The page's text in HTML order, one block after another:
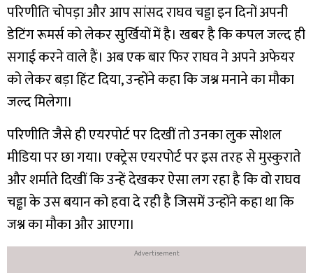
परिणीति चोपड़ा और आप सांसद राघव चड्डा इन दिनों अपनी
डेटिंग रूमर्स को लेकर सुर्खियों में है। खबर है कि कपल जल्द ही
सगाई करने वाले हैं। अब एक बार फिर राघव ने अपने अफेयर
को लेकर बड़ा हिंट दिया, उन्होंने कहा कि जश्न मनाने का मौका
जल्द मिलेगा।
परिणीति जैसे ही एयरपोर्ट पर दिखीं तो उनका लुक सोशल
मीडिया पर छा गया। एक्ट्रेस एयरपोर्ट पर इस तरह से मुस्कुराते
और शर्माते दिखीं कि उन्हें देखकर ऐसा लग रहा है कि वो राघव
चड्ढा के उस बयान को हवा दे रही है जिसमें उन्होंने कहा था कि
जश्न का मौका और आएगा।